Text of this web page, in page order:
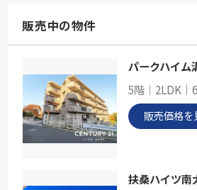
-
70.49㎡
販売中の物件
パークハイム
5階｜2LDK｜
販売価格を
扶桑ハイツ南